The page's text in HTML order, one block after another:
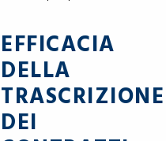
EFFICACIA
DELLA
TRASCRIZIONE
DEI